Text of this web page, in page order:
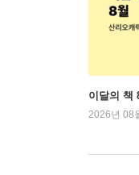
이달의 책
2026년 08